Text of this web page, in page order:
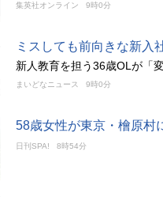
集英社オンライン 9時0分
ミスしても前向きな新入
新人教育を担う36歳OLが「
まいどなニュース 9時0分
58歳女性が東京・檜原村
日刊SPA! 8時54分